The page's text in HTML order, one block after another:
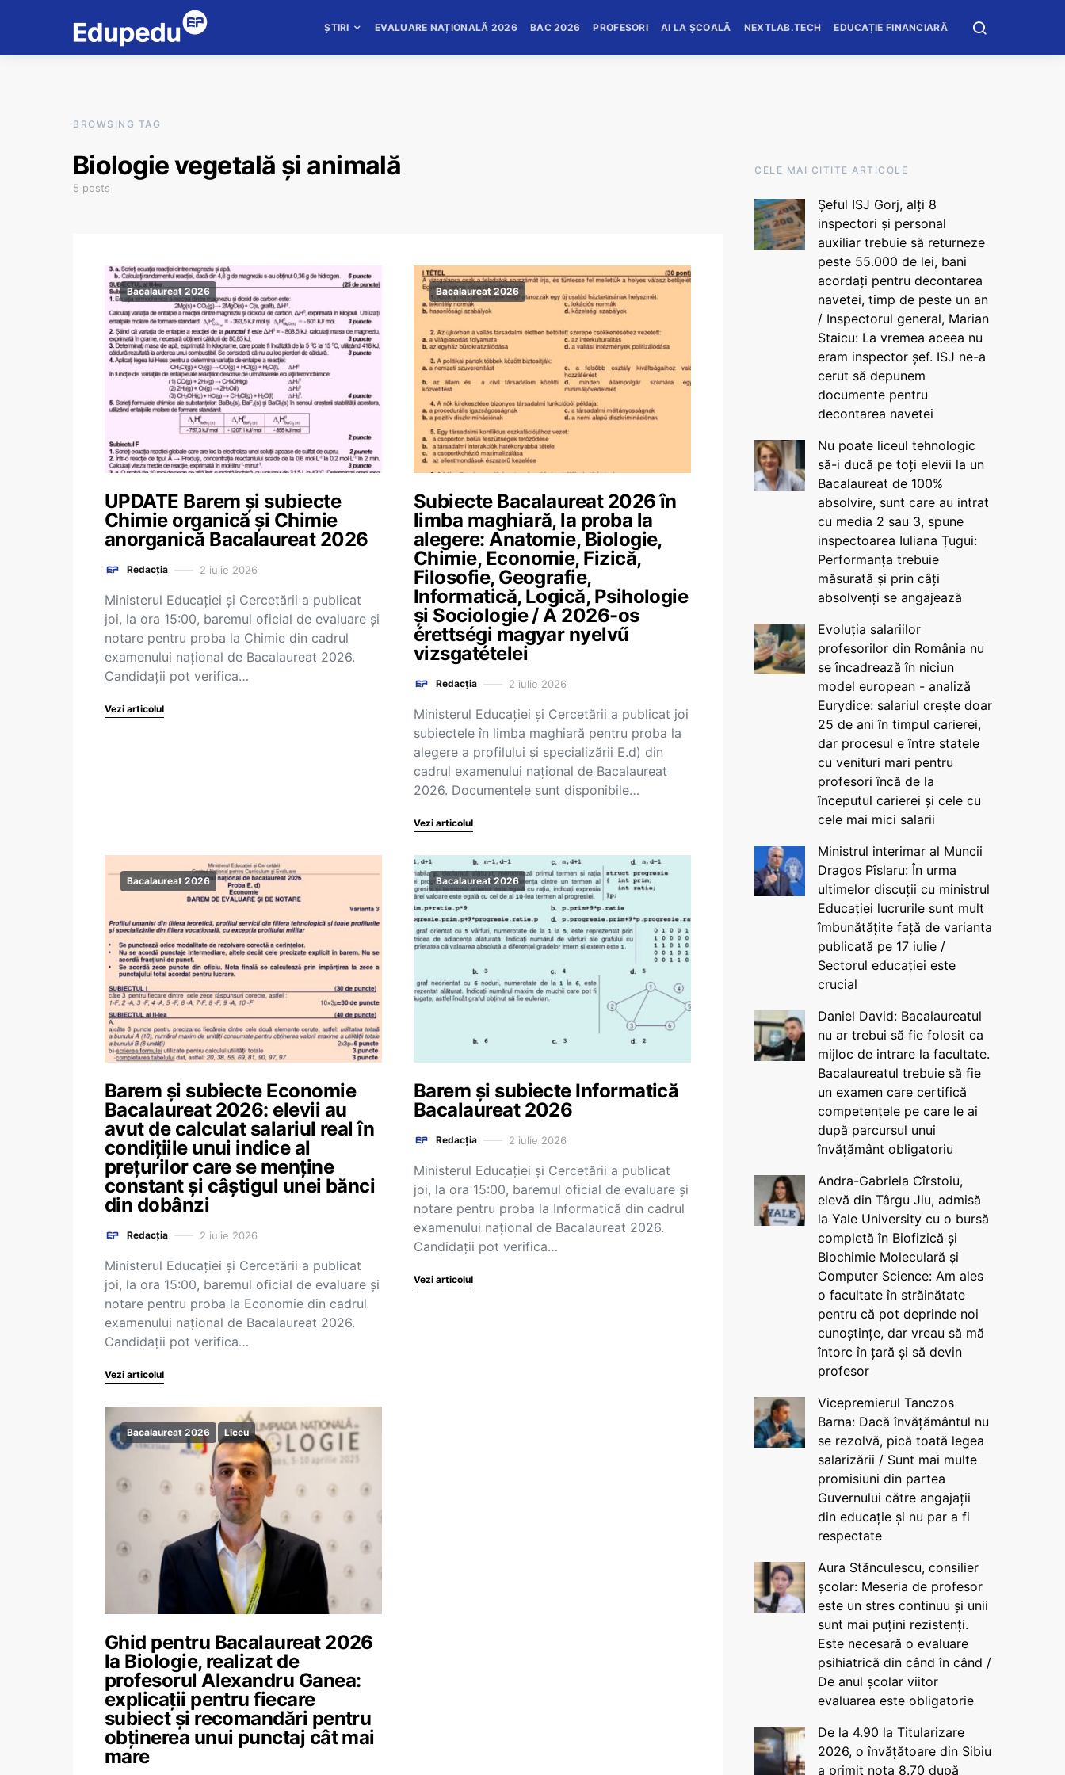
ȘTIRI EVALUARE NAȚIONALĂ 2026 BAC 2026 PROFESORI AI LA ȘCOALĂ NEXTLAB.TECH EDUCAȚIE FINANCIARĂ
BROWSING TAG
Biologie vegetală și animală
5 posts
Bacalaureat 2026
UPDATE Barem și subiecte
Chimie organică și Chimie
anorganică Bacalaureat 2026
Redacția 2 iulie 2026
Ministerul Educației și Cercetării a publicat
joi, la ora 15:00, baremul oficial de evaluare și
notare pentru proba la Chimie din cadrul
examenului național de Bacalaureat 2026.
Candidații pot verifica…
Vezi articolul
Bacalaureat 2026
Subiecte Bacalaureat 2026 în
limba maghiară, la proba la
alegere: Anatomie, Biologie,
Chimie, Economie, Fizică,
Filosofie, Geografie,
Informatică, Logică, Psihologie
și Sociologie / A 2026-os
érettségi magyar nyelvű
vizsgatételei
Redacția 2 iulie 2026
Ministerul Educației și Cercetării a publicat joi
subiectele în limba maghiară pentru proba la
alegere a profilului și specializării E.d) din
cadrul examenului național de Bacalaureat
2026. Documentele sunt disponibile…
Vezi articolul
Bacalaureat 2026
Barem și subiecte Economie
Bacalaureat 2026: elevii au
avut de calculat salariul real în
condițiile unui indice al
prețurilor care se menține
constant și câștigul unei bănci
din dobânzi
Redacția 2 iulie 2026
Ministerul Educației și Cercetării a publicat
joi, la ora 15:00, baremul oficial de evaluare și
notare pentru proba la Economie din cadrul
examenului național de Bacalaureat 2026.
Candidații pot verifica…
Vezi articolul
Bacalaureat 2026
Barem și subiecte Informatică
Bacalaureat 2026
Redacția 2 iulie 2026
Ministerul Educației și Cercetării a publicat
joi, la ora 15:00, baremul oficial de evaluare și
notare pentru proba la Informatică din cadrul
examenului național de Bacalaureat 2026.
Candidații pot verifica…
Vezi articolul
Bacalaureat 2026 Liceu
Ghid pentru Bacalaureat 2026
la Biologie, realizat de
profesorul Alexandru Ganea:
explicații pentru fiecare
subiect și recomandări pentru
obținerea unui punctaj cât mai
mare
CELE MAI CITITE ARTICOLE
Șeful ISJ Gorj, alți 8
inspectori și personal
auxiliar trebuie să returneze
peste 55.000 de lei, bani
acordați pentru decontarea
navetei, timp de peste un an
/ Inspectorul general, Marian
Staicu: La vremea aceea nu
eram inspector șef. ISJ ne-a
cerut să depunem
documente pentru
decontarea navetei
Nu poate liceul tehnologic
să-i ducă pe toți elevii la un
Bacalaureat de 100%
absolvire, sunt care au intrat
cu media 2 sau 3, spune
inspectoarea Iuliana Țugui:
Performanța trebuie
măsurată și prin câți
absolvenți se angajează
Evoluția salariilor
profesorilor din România nu
se încadrează în niciun
model european - analiză
Eurydice: salariul crește doar
25 de ani în timpul carierei,
dar procesul e între statele
cu venituri mari pentru
profesori încă de la
începutul carierei și cele cu
cele mai mici salarii
Ministrul interimar al Muncii
Dragos Pîslaru: În urma
ultimelor discuții cu ministrul
Educației lucrurile sunt mult
îmbunătățite față de varianta
publicată pe 17 iulie /
Sectorul educației este
crucial
Daniel David: Bacalaureatul
nu ar trebui să fie folosit ca
mijloc de intrare la facultate.
Bacalaureatul trebuie să fie
un examen care certifică
competențele pe care le ai
după parcursul unui
învățământ obligatoriu
Andra-Gabriela Cîrstoiu,
elevă din Târgu Jiu, admisă
la Yale University cu o bursă
completă în Biofizică și
Biochimie Moleculară și
Computer Science: Am ales
o facultate în străinătate
pentru că pot deprinde noi
cunoștințe, dar vreau să mă
întorc în țară și să devin
profesor
Vicepremierul Tanczos
Barna: Dacă învățământul nu
se rezolvă, pică toată legea
salarizării / Sunt mai multe
promisiuni din partea
Guvernului către angajații
din educație și nu par a fi
respectate
Aura Stănculescu, consilier
școlar: Meseria de profesor
este un stres continuu și unii
sunt mai puțini rezistenți.
Este necesară o evaluare
psihiatrică din când în când /
De anul școlar viitor
evaluarea este obligatorie
De la 4.90 la Titularizare
2026, o învățătoare din Sibiu
a primit nota 8.70 după